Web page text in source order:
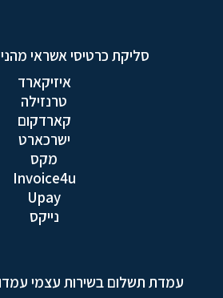
סליקת כרטיסי אשראי
איזיקארד
טרנזילה
קארדקום
ישרכארט
מקס
Invoice4u
Upay
נייקס
עמדת תשלום בשירות עצמי